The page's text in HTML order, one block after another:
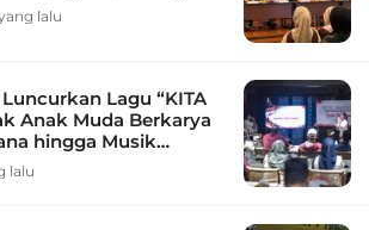
lalu
Lagu “KITA
Anak Muda Berkarya
hingga Musik
lalu